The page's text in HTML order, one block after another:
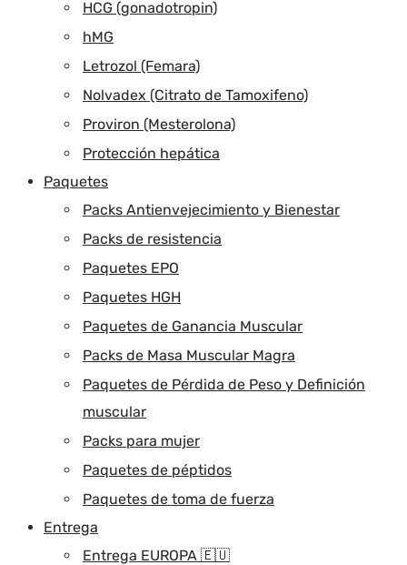
HCG (gonadotropin)
hMG
Letrozol (Femara)
Nolvadex (Citrato de Tamoxifeno)
Proviron (Mesterolona)
Protección hepática
Paquetes
Packs Antienvejecimiento y Bienestar
Packs de resistencia
Paquetes EPO
Paquetes HGH
Paquetes de Ganancia Muscular
Packs de Masa Muscular Magra
Paquetes de Pérdida de Peso y Definición
muscular
Packs para mujer
Paquetes de péptidos
Paquetes de toma de fuerza
Entrega
Entrega EUROPA 🇪🇺